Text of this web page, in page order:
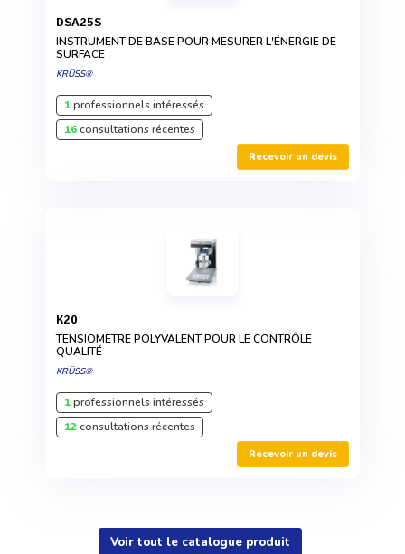
DSA25S
INSTRUMENT DE BASE POUR MESURER L'ÉNERGIE DE
SURFACE
KRÜSS®
1professionnels intéressés
16consultations récentes
Recevoir un devis
K20
TENSIOMÈTRE POLYVALENT POUR LE CONTRÔLE
QUALITÉ
KRÜSS®
1professionnels intéressés
12consultations récentes
Recevoir un devis
Voir tout le catalogue produit